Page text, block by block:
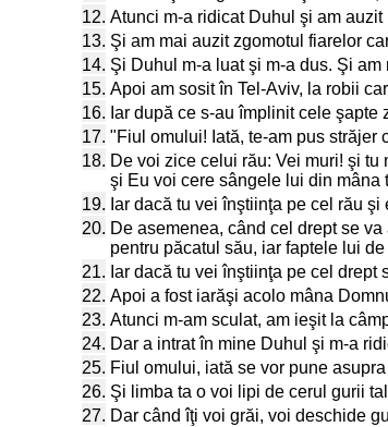
12. Atunci m-a ridicat Duhul şi am
13. Şi am mai auzit zgomotul fiarelor
14. Şi Duhul m-a luat şi m-a dus. Şi
15. Apoi am sosit în Tel-Aviv, la robii
16. Iar după ce s-au împlinit cele
17. "Fiul omului! Iată, te-am pus străjer
18. De voi zice celui rău: Vei muri! şi
şi Eu voi cere sângele lui din mâna
19. Iar dacă tu vei înştiinţa pe cel rău
20. De asemenea, când cel drept se
pentru păcatul său, iar faptele lui
21. Iar dacă tu vei înştiinţa pe cel
22. Apoi a fost iarăşi acolo mâna
23. Atunci m-am sculat, am ieşit la
24. Dar a intrat în mine Duhul şi m-a
25. Fiul omului, iată se vor pune
26. Şi limba ta o voi lipi de cerul gurii
27. Dar când îţi voi grăi, voi deschide